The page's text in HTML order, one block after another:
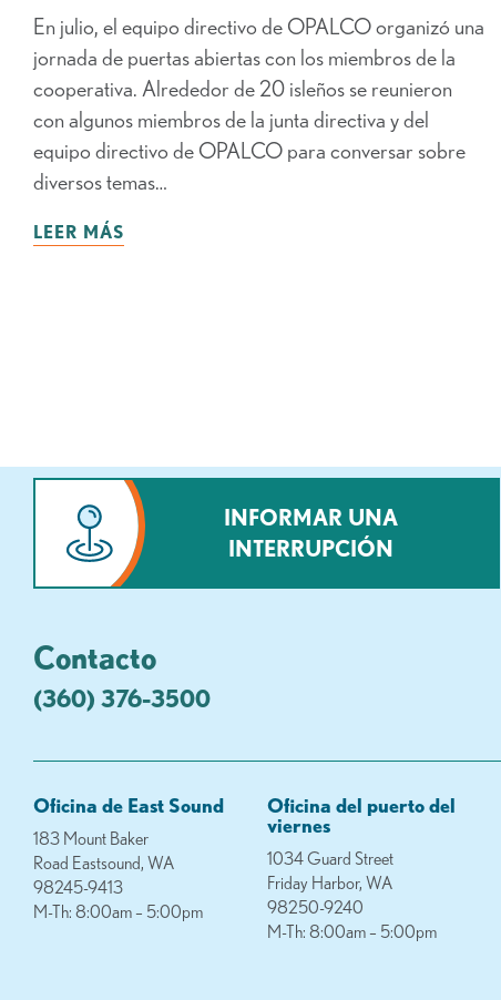
En julio, el equipo directivo de OPALCO organizó una
jornada de puertas abiertas con los miembros de la
cooperativa. Alrededor de 20 isleños se reunieron
con algunos miembros de la junta directiva y del
equipo directivo de OPALCO para conversar sobre
diversos temas…
LEER MÁS
INFORMAR UNA
INTERRUPCIÓN
Contacto
(360) 376-3500
Oficina de East Sound
183 Mount Baker
Road Eastsound, WA
98245-9413
M-Th: 8:00am – 5:00pm
Oficina del puerto del
viernes
1034 Guard Street
Friday Harbor, WA
98250-9240
M-Th: 8:00am – 5:00pm